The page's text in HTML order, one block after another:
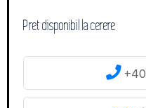
Pret disponibil la cerere